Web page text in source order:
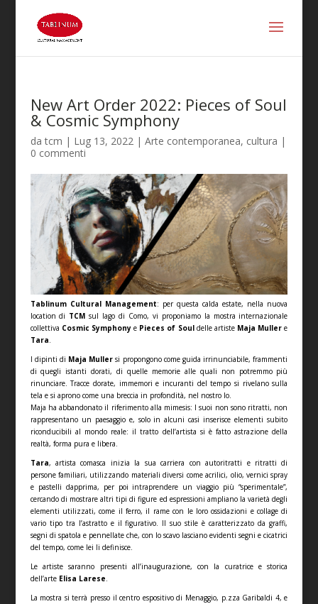
New Art Order 2022: Pieces of Soul
& Cosmic Symphony
datcm | Lug 13, 2022| Arte contemporanea, cultura |
0 commenti
Tablinum Cultural Management: per questa calda estate, nella nuova
location di TCM sul lago di Como, vi proponiamo la mostra internazionale
collettiva Cosmic Symphonye Pieces of Souldelle artiste Maja Muller e
Tara.
I dipinti di Maja Muller si propongono come guida irrinunciabile, frammenti
di quegli istanti dorati, di quelle memorie alle quali non potremmo più
rinunciare. Tracce dorate, immemori e incuranti del tempo si rivelano sulla
tela e si aprono come una breccia in profondità, nel nostro Io.
Maja ha abbandonato il riferimento alla mimesis: I suoi non sono ritratti, non
rappresentano un paesaggio e, solo in alcuni casi inserisce elementi subito
riconducibili al mondo reale: il tratto dell’artista si è fatto astrazione della
realtà, forma pura e libera.
Tara, artista comasca inizia la sua carriera con autoritratti e ritratti di
persone familiari, utilizzando materiali diversi come acrilici, olio, vernici spray
e pastelli dapprima, per poi intraprendere un viaggio più “sperimentale”,
cercando di mostrare altri tipi di figure ed espressioni ampliano la varietà degli
elementi utilizzati, come il ferro, il rame con le loro ossidazioni e collage di
vario tipo tra l’astratto e il figurativo. Il suo stile è caratterizzato da graffi,
segni di spatola e pennellate che, con lo scavo lasciano evidenti segni e cicatrici
del tempo, come lei li definisce.
Le artiste saranno presenti all’inaugurazione, con la curatrice e storica
dell’arte Elisa Larese.
La mostra si terrà presso il centro espositivo di Menaggio, p.zza Garibaldi 4, e